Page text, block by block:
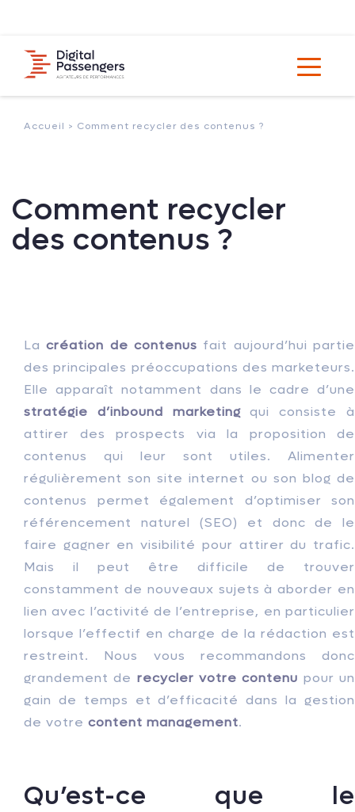
Accueil > Comment recycler des contenus ?
Comment recycler
des contenus ?
Lacréation de contenus fait aujourd’hui partie
des principales préoccupations des marketeurs.
Elle apparaît notamment dans le cadre d’une
stratégie d’inbound marketing qui consiste à
attirer des prospects via la proposition de
contenus qui leur sont utiles. Alimenter
régulièrement son site internet ou son blog de
contenus permet également d’optimiser son
référencement naturel (SEO) et donc de le
faire gagner en visibilité pour attirer du trafic.
Mais il peut être difficile de trouver
constamment de nouveaux sujets à aborder en
lien avec l’activité de l’entreprise, en particulier
lorsque l’effectif en charge de la rédaction est
restreint. Nous vous recommandons donc
grandement de recycler votre contenu pour un
gain de temps et d’efficacité dans la gestion
de votre content management.
Qu’est-ce que le